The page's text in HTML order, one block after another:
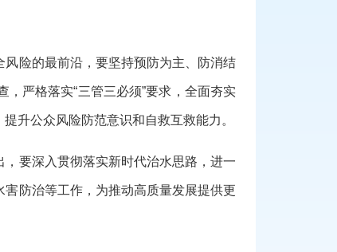
险的最前沿，要坚持预防为主、防消结
严格落实“三管三必须”要求，全面夯实
升公众风险防范意识和自救互救能力。
要深入贯彻落实新时代治水思路，进一
防治等工作，为推动高质量发展提供更